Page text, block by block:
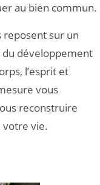
au bien commun.
reposent sur un
développement
l’esprit et
vous
reconstruire
votre vie.